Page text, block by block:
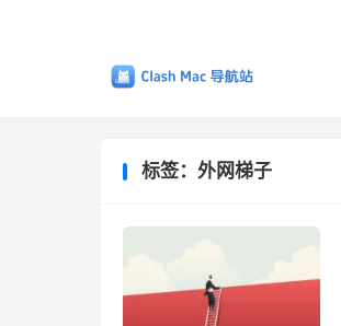
标签：外网梯子